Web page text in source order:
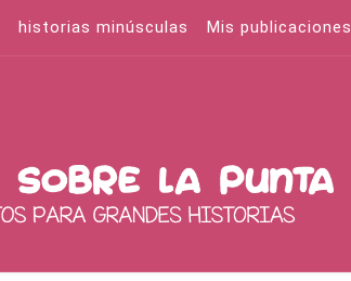
historias minúsculas Mis publicaciones